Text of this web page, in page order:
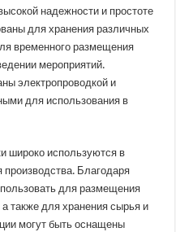
надежности и простоте
для хранения различных
временного размещения
мероприятий.
электропроводкой и
для использования в
широко используются в
Благодаря
для размещения
также для хранения сырья и
могут быть оснащены